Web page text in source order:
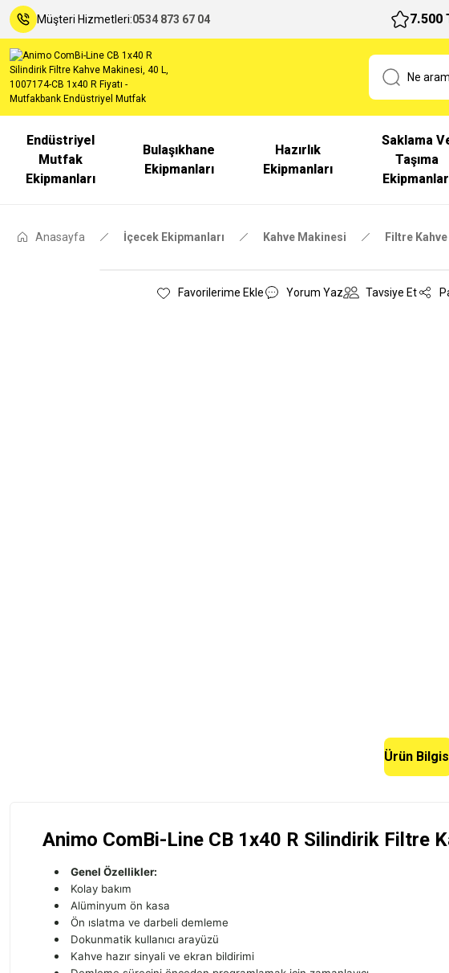
Müşteri Hizmetleri:0534 873 67 04 7.500
Endüstriyel
Mutfak
Ekipmanları
Bulaşıkhane
Ekipmanları
Hazırlık
Ekipmanları
Saklama
Taşıma
Anasayfa İçecek Ekipmanları Kahve Makinesi Filtre
Yorum Yaz Tavsiye Et
Ürün
Animo ComBi-Line CB 1x40 R Silindirik Filtre
Genel Özellikler:
Kolay bakım
Alüminyum ön kasa
Ön ıslatma ve darbeli demleme
Dokunmatik kullanıcı arayüzü
Kahve hazır sinyali ve ekran bildirimi